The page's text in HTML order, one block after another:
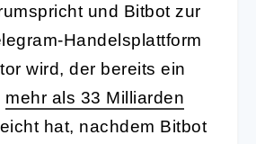
und Bitbot zur
Handelsplattform
wird, der bereits ein
mehr als 33 Milliarden
hat, nachdem Bitbot